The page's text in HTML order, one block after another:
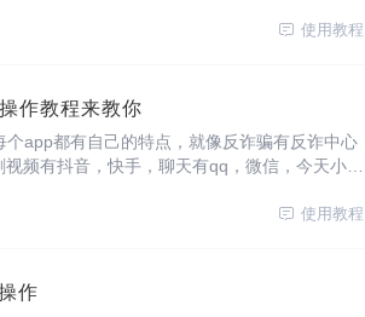
使用教程
作教程来教你
app都有自己的特点，就像反诈骗有反诈中心
频有抖音，快手，聊天有qq，微信，今天小编
使用教程
作